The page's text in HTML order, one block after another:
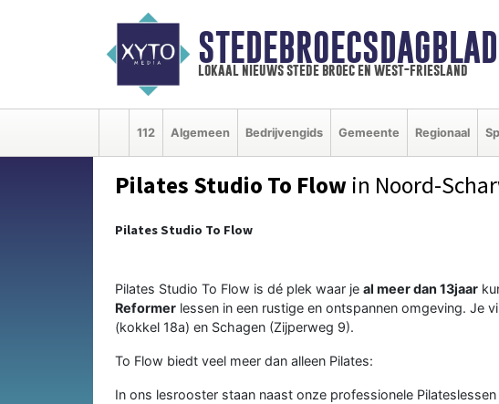
lokaal nieuws stede broec en west-friesland
112 Algemeen Bedrijvengids Gemeente Regionaal
Pilates Studio To Flow in Noord-
Pilates Studio To Flow
Pilates Studio To Flow is dé plek waar je al meer dan 13jaar
Reformer lessen in een rustige en ontspannen omgeving. Je
(kokkel 18a) en Schagen (Zijperweg 9).
To Flow biedt veel meer dan alleen Pilates:
In ons lesrooster staan naast onze professionele